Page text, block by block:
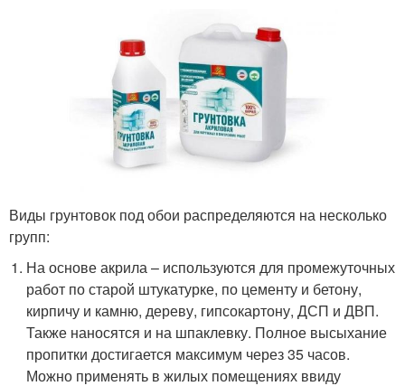
Виды грунтовок под обои распределяются на несколько
групп:
На основе акрила – используются для промежуточных
работ по старой штукатурке, по цементу и бетону,
кирпичу и камню, дереву, гипсокартону, ДСП и ДВП.
Также наносятся и на шпаклевку. Полное высыхание
пропитки достигается максимум через 35 часов.
Можно применять в жилых помещениях ввиду